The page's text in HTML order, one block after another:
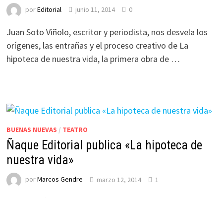
porEditorial junio 11, 2014 0
Juan Soto Viñolo, escritor y periodista, nos desvela los
orígenes, las entrañas y el proceso creativo de La
hipoteca de nuestra vida, la primera obra de …
BUENAS NUEVAS / TEATRO
Ñaque Editorial publica «La hipoteca de
nuestra vida»
porMarcos Gendre marzo 12, 2014 1